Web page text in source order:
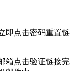
即点击密码重置链
箱点击验证链接完